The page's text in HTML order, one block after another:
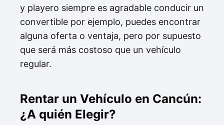
y playero siempre es agradable conducir un
convertible por ejemplo, puedes encontrar
alguna oferta o ventaja, pero por supuesto
que será más costoso que un vehículo
regular.
Rentar un Vehículo en Cancún:
¿A quién Elegir?